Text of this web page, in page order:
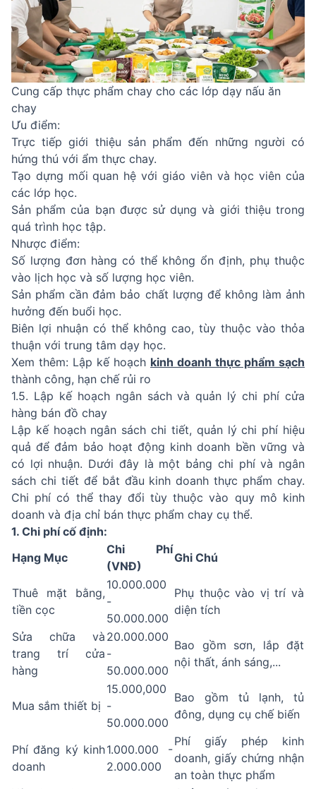
Cung cấp thực phẩm chay cho các lớp dạy nấu ăn
chay
Ưu điểm:
Trực tiếp giới thiệu sản phẩm đến những người có
hứng thú với ẩm thực chay.
Tạo dựng mối quan hệ với giáo viên và học viên của
các lớp học.
Sản phẩm của bạn được sử dụng và giới thiệu trong
quá trình học tập.
Nhược điểm:
Số lượng đơn hàng có thể không ổn định, phụ thuộc
vào lịch học và số lượng học viên.
Sản phẩm cần đảm bảo chất lượng để không làm ảnh
hưởng đến buổi học.
Biên lợi nhuận có thể không cao, tùy thuộc vào thỏa
thuận với trung tâm dạy học.
Xem thêm: Lập kế hoạch kinh doanh thực phẩm sạch
thành công, hạn chế rủi ro
1.5. Lập kế hoạch ngân sách và quản lý chi phí cửa
hàng bán đồ chay
Lập kế hoạch ngân sách chi tiết, quản lý chi phí hiệu
quả để đảm bảo hoạt động kinh doanh bền vững và
có lợi nhuận. Dưới đây là một bảng chi phí và ngân
sách chi tiết để bắt đầu kinh doanh thực phẩm chay.
Chi phí có thể thay đổi tùy thuộc vào quy mô kinh
doanh và địa chỉ bán thực phẩm chay cụ thể.
1. Chi phí cố định:
Hạng Mục
Chi Phí
(VNĐ)
Ghi Chú
Thuê mặt bằng,
tiền cọc
10.000.000
-
50.000.000
Phụ thuộc vào vị trí và
diện tích
Sửa chữa và
trang trí cửa
hàng
20.000.000
-
50.000.000
Bao gồm sơn, lắp đặt
nội thất, ánh sáng,...
Mua sắm thiết bị
15.000,000
-
50.000.000
Bao gồm tủ lạnh, tủ
đông, dụng cụ chế biến
Phí đăng ký kinh
doanh
1.000.000 -
2.000.000
Phí giấy phép kinh
doanh, giấy chứng nhận
an toàn thực phẩm